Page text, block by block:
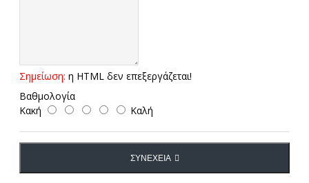
Σημείωση: η HTML δεν επεξεργάζεται!
Βαθμολογία
Κακή
Καλή
ΣΥΝΈΧΕΙΑ